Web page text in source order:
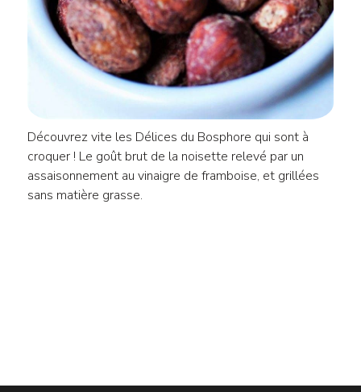
Découvrez vite les Délices du Bosphore qui sont à
croquer ! Le goût brut de la noisette relevé par un
assaisonnement au vinaigre de framboise, et grillées
sans matière grasse.